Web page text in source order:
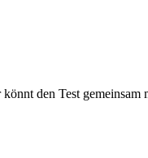
den Test gemeinsam